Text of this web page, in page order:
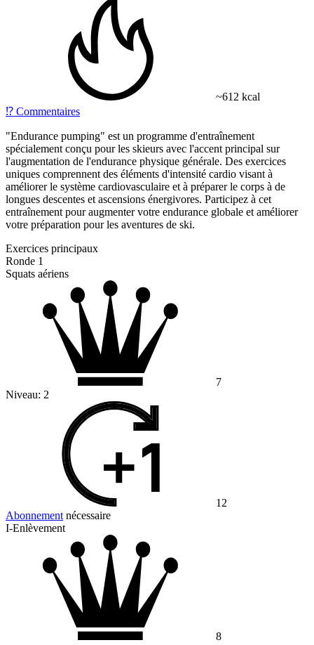
~612 kcal
⁉️ Commentaires
"Endurance pumping" est un programme d'entraînement
spécialement conçu pour les skieurs avec l'accent principal sur
l'augmentation de l'endurance physique générale. Des exercices
uniques comprennent des éléments d'intensité cardio visant à
améliorer le système cardiovasculaire et à préparer le corps à de
longues descentes et ascensions énergivores. Participez à cet
entraînement pour augmenter votre endurance globale et améliorer
votre préparation pour les aventures de ski.
Exercices principaux
Ronde 1
Squats aériens
7
Niveau: 2
12
Abonnement nécessaire
I-Enlèvement
8